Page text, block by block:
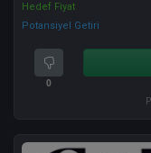
Hedef Fiyat
Potansiyel Getiri
0